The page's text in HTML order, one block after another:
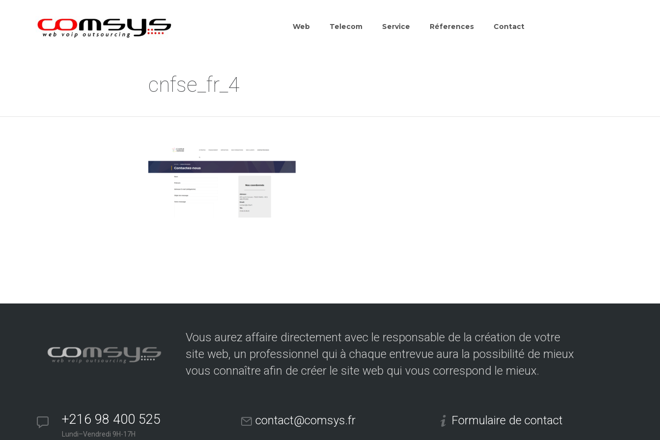
Web Telecom Service Réferences Contact
cnfse_fr_4
Vous aurez affaire directement avec le responsable de la création de votre
site web, un professionnel qui à chaque entrevue aura la possibilité de mieux
vous connaître afin de créer le site web qui vous correspond le mieux.
+216 98 400 525
Lundi–Vendredi 9H-17H
contact@comsys.fr Formulaire de contact